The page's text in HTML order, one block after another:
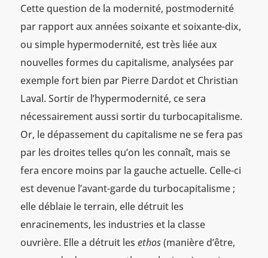
Cette question de la modernité, postmodernité
par rapport aux années soixante et soixante-dix,
ou simple hypermodernité, est très liée aux
nouvelles formes du capitalisme, analysées par
exemple fort bien par Pierre Dardot et Christian
Laval. Sortir de l’hypermodernité, ce sera
nécessairement aussi sortir du turbocapitalisme.
Or, le dépassement du capitalisme ne se fera pas
par les droites telles qu’on les connaît, mais se
fera encore moins par la gauche actuelle. Celle-ci
est devenue l’avant-garde du turbocapitalisme ;
elle déblaie le terrain, elle détruit les
enracinements, les industries et la classe
ouvrière. Elle a détruit les ethos(manière d’être,